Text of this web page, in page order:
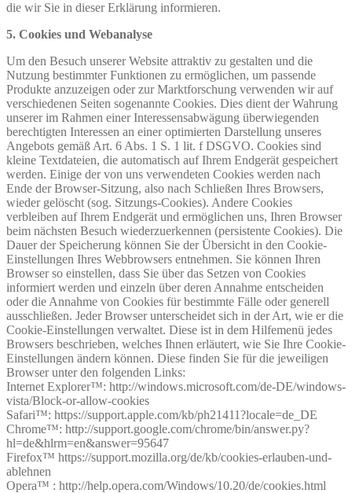
die wir Sie in dieser Erklärung informieren.
5. Cookies und Webanalyse
Um den Besuch unserer Website attraktiv zu gestalten und die
Nutzung bestimmter Funktionen zu ermöglichen, um passende
Produkte anzuzeigen oder zur Marktforschung verwenden wir auf
verschiedenen Seiten sogenannte Cookies. Dies dient der Wahrung
unserer im Rahmen einer Interessensabwägung überwiegenden
berechtigten Interessen an einer optimierten Darstellung unseres
Angebots gemäß Art. 6 Abs. 1 S. 1 lit. f DSGVO. Cookies sind
kleine Textdateien, die automatisch auf Ihrem Endgerät gespeichert
werden. Einige der von uns verwendeten Cookies werden nach
Ende der Browser-Sitzung, also nach Schließen Ihres Browsers,
wieder gelöscht (sog. Sitzungs-Cookies). Andere Cookies
verbleiben auf Ihrem Endgerät und ermöglichen uns, Ihren Browser
beim nächsten Besuch wiederzuerkennen (persistente Cookies). Die
Dauer der Speicherung können Sie der Übersicht in den Cookie-
Einstellungen Ihres Webbrowsers entnehmen. Sie können Ihren
Browser so einstellen, dass Sie über das Setzen von Cookies
informiert werden und einzeln über deren Annahme entscheiden
oder die Annahme von Cookies für bestimmte Fälle oder generell
ausschließen. Jeder Browser unterscheidet sich in der Art, wie er die
Cookie-Einstellungen verwaltet. Diese ist in dem Hilfemenü jedes
Browsers beschrieben, welches Ihnen erläutert, wie Sie Ihre Cookie-
Einstellungen ändern können. Diese finden Sie für die jeweiligen
Browser unter den folgenden Links:
Internet Explorer™: http://windows.microsoft.com/de-DE/windows-
vista/Block-or-allow-cookies
Safari™: https://support.apple.com/kb/ph21411?locale=de_DE
Chrome™: http://support.google.com/chrome/bin/answer.py?
hl=de&hlrm=en&answer=95647
Firefox™ https://support.mozilla.org/de/kb/cookies-erlauben-und-
ablehnen
Opera™ : http://help.opera.com/Windows/10.20/de/cookies.html